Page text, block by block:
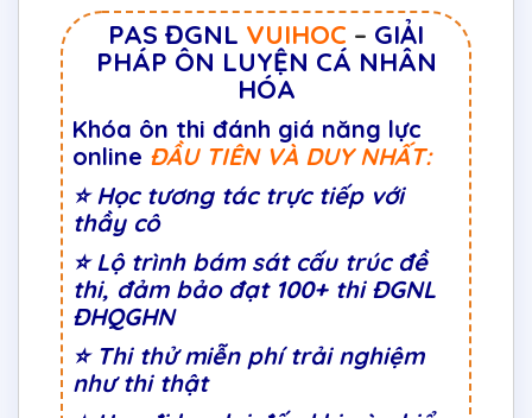
PAS ĐGNL VUIHOC – GIẢI
PHÁP ÔN LUYỆN CÁ NHÂN
HÓA
Khóa ôn thi đánh giá năng lực
online ĐẦU TIÊN VÀ DUY NHẤT:
⭐Học tương tác trực tiếp với
thầy cô
⭐Lộ trình bám sát cấu trúc đề
thi, đảm bảo đạt 100+ thi ĐGNL
ĐHQGHN
⭐ Thi thử miễn phí trải nghiệm
như thi thật